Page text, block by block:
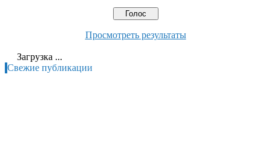
Просмотреть результаты
Загрузка ...
Свежие публикации